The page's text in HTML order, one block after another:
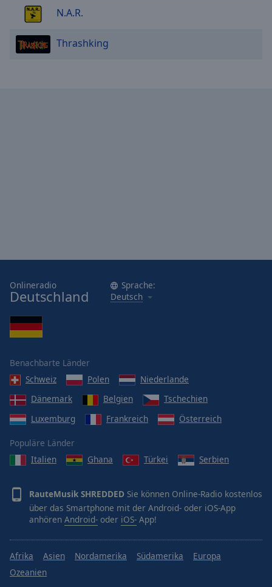
N.A.R.
Thrashking
Onlineradio
Deutschland
Sprache:
Deutsch
Benachbarte Länder
Schweiz
Polen
Niederlande
Dänemark
Belgien
Tschechien
Luxemburg
Frankreich Österreich
Populäre Länder
Italien
Ghana Türkei Serbien
RauteMusik SHREDDED Sie können Online-Radio kostenlos
über das Smartphone mit der Android- oder iOS-App
anhören Android- oder iOS- App!
Afrika Asien Nordamerika Südamerika
Europa
Ozeanien